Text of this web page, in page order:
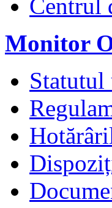
Centrul
Monitor